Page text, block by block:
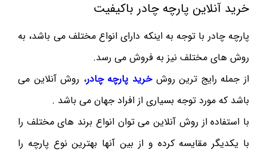
خرید آنلاین پارچه چادر باکیفیت
پارچه چادر با توجه به اینکه دارای انواع مختلف می باشد، به
روش های مختلف نیز به فروش می رسد.
از جمله رایج ترین روشخرید پارچه چادر، روش آنلاین می
باشد که مورد توجه بسیاری از افراد جهان می باشد .
با استفاده از روش آنلاین می توان انواع برند های مختلف را
با یکدیگر مقایسه کرده و از بین آنها بهترین نوع پارچه را